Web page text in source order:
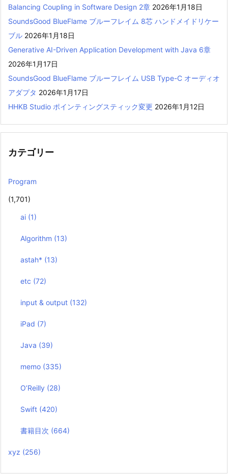
Balancing Coupling in Software Design 2章 2026年1月18日
SoundsGood BlueFlame ブルーフレイム 8芯 ハンドメイドリケー
ブル 2026年1月18日
Generative AI-Driven Application Development with Java 6章
2026年1月17日
SoundsGood BlueFlame ブルーフレイム USB Type-C オーディオ
アダプタ 2026年1月17日
HHKB Studio ポインティングスティック変更 2026年1月12日
カテゴリー
Program
(1,701)
ai (1)
Algorithm (13)
astah* (13)
etc (72)
input & output (132)
iPad (7)
Java (39)
memo (335)
O’Reilly (28)
Swift (420)
書籍目次 (664)
xyz (256)